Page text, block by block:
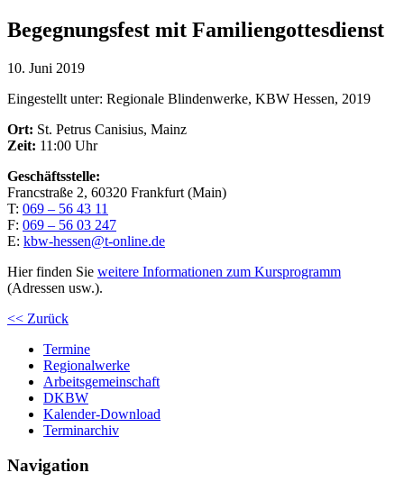
Begegnungsfest mit Familiengottesdienst
10. Juni 2019
Eingestellt unter: Regionale Blindenwerke, KBW Hessen, 2019
Ort: St. Petrus Canisius, Mainz
Zeit: 11:00 Uhr
Geschäftsstelle:
Francstraße 2, 60320 Frankfurt (Main)
T: 069 – 56 43 11
F: 069 – 56 03 247
E: kbw-hessen@t-online.de
Hier finden Sie weitere Informationen zum Kursprogramm
(Adressen usw.).
<< Zurück
Termine
Regionalwerke
Arbeitsgemeinschaft
DKBW
Kalender-Download
Terminarchiv
Navigation